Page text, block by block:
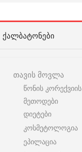
ᲥᲐᲚᲑᲐᲢᲝᲜᲔᲑᲘ
თავის მოვლა
წონის კორექვიის
მეთოდები
დიეტები
კოსმეტოლოგია
ეპილაცია